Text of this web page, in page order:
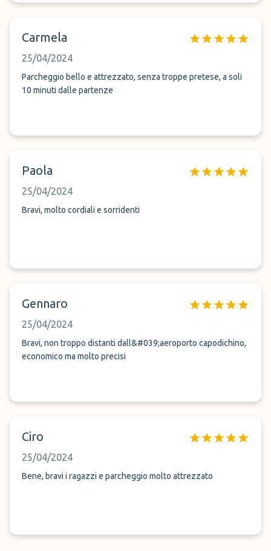
Carmela
25/04/2024
Parcheggio bello e attrezzato, senza troppe pretese, a soli
10 minuti dalle partenze
Paola
25/04/2024
Bravi, molto cordiali e sorridenti
Gennaro
25/04/2024
Bravi, non troppo distanti dall&#039;aeroporto capodichino,
economico ma molto precisi
Ciro
25/04/2024
Bene, bravi i ragazzi e parcheggio molto attrezzato